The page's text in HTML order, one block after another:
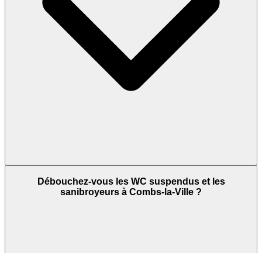
Débouchez-vous les WC suspendus et les
sanibroyeurs à Combs-la-Ville ?